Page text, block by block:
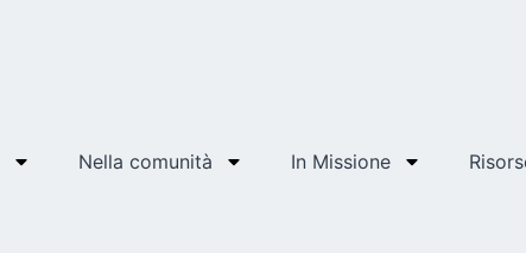
Nella comunità In Missione